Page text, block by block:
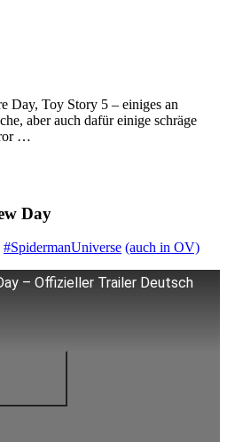
Day, Toy Story 5 – einiges an
aber auch dafür einige schräge
…
Day
#SpidermanUniverse (auch in OV)
– Offizieller Trailer Deutsch